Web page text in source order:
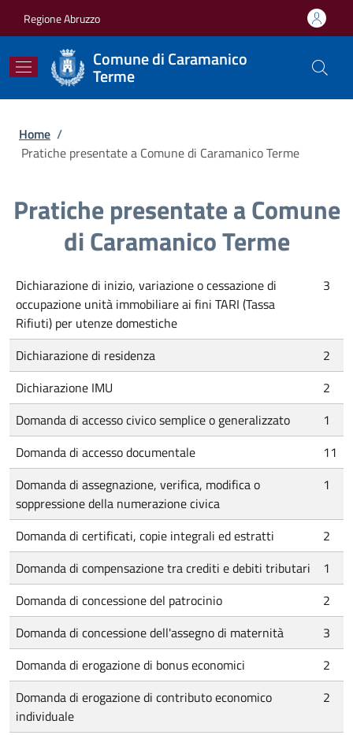
Regione Abruzzo
Comune di Caramanico
Terme
Briciole di pane
Home /
Pratiche presentate a Comune di Caramanico Terme
Pratiche presentate a Comune
di Caramanico Terme
Dichiarazione di inizio, variazione o cessazione di
occupazione unità immobiliare ai fini TARI (Tassa
Rifiuti) per utenze domestiche
3
Dichiarazione di residenza
2
Dichiarazione IMU
2
Domanda di accesso civico semplice o generalizzato
1
Domanda di accesso documentale
11
Domanda di assegnazione, verifica, modifica o
soppressione della numerazione civica
1
Domanda di certificati, copie integrali ed estratti
2
Domanda di compensazione tra crediti e debiti tributari
1
Domanda di concessione del patrocinio
2
Domanda di concessione dell'assegno di maternità
3
Domanda di erogazione di bonus economici
2
Domanda di erogazione di contributo economico
individuale
2